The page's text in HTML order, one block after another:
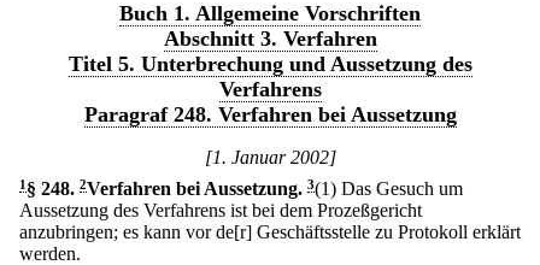
Buch 1. Allgemeine Vorschriften
Abschnitt 3. Verfahren
Titel 5. Unterbrechung und Aussetzung des
Verfahrens
Paragraf 248. Verfahren bei Aussetzung
[1. Januar 2002]
1 § 248. 2Verfahren bei Aussetzung. 3(1) Das Gesuch um
Aussetzung des Verfahrens ist bei dem Prozeßgericht
anzubringen; es kann vor de[r] Geschäftsstelle zu Protokoll erklärt
werden.